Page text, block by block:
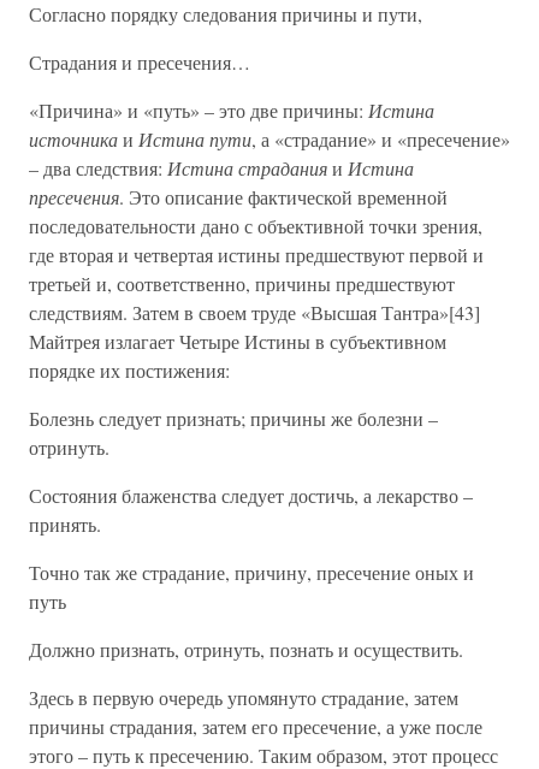
Согласно порядку следования причины и пути,
Страдания и пресечения…
«Причина» и «путь» – это две причины: Истина
источникаи Истина пути, а «страдание» и «пресечение»
– два следствия: Истина страданияи Истина
пресечения. Это описание фактической временной
последовательности дано с объективной точки зрения,
где вторая и четвертая истины предшествуют первой и
третьей и, соответственно, причины предшествуют
следствиям. Затем в своем труде «Высшая Тантра»[43]
Майтрея излагает Четыре Истины в субъективном
порядке их постижения:
Болезнь следует признать; причины же болезни –
отринуть.
Состояния блаженства следует достичь, а лекарство –
принять.
Точно так же страдание, причину, пресечение оных и
путь
Должно признать, отринуть, познать и осуществить.
Здесь в первую очередь упомянуто страдание, затем
причины страдания, затем его пресечение, а уже после
этого – путь к пресечению. Таким образом, этот процесс